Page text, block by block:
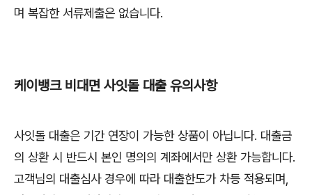
며 복잡한 서류제출은 없습니다.
케이뱅크 비대면 사잇돌 대출 유의사항
사잇돌 대출은 기간 연장이 가능한 상품이 아닙니다. 대출금
의 상환 시 반드시 본인 명의의 계좌에서만 상환 가능합니다.
고객님의 대출심사 경우에 따라 대출한도가 차등 적용되며,